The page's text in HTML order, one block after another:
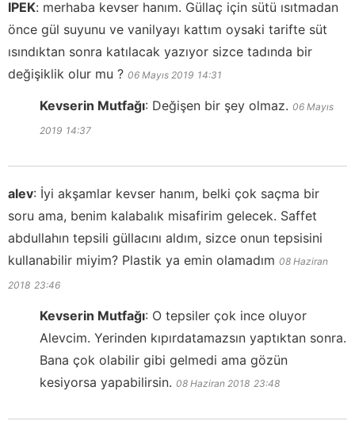
IPEK: merhaba kevser hanım. Güllaç için sütü ısıtmadan
önce gül suyunu ve vanilyayı kattım oysaki tarifte süt
ısındıktan sonra katılacak yazıyor sizce tadında bir
değişiklik olur mu ? 06 Mayıs 2019 14:31
Kevserin Mutfağı: Değişen bir şey olmaz. 06 Mayıs
2019 14:37
alev: İyi akşamlar kevser hanım, belki çok saçma bir
soru ama, benim kalabalık misafirim gelecek. Saffet
abdullahın tepsili güllacını aldım, sizce onun tepsisini
kullanabilir miyim? Plastik ya emin olamadım 08 Haziran
2018 23:46
Kevserin Mutfağı: O tepsiler çok ince oluyor
Alevcim. Yerinden kıpırdatamazsın yaptıktan sonra.
Bana çok olabilir gibi gelmedi ama gözün
kesiyorsa yapabilirsin. 08 Haziran 2018 23:48